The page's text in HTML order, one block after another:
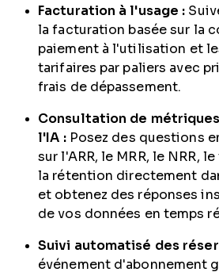
Facturation à l'usage :
la facturation basée sur la
paiement à l'utilisation et
tarifaires par paliers avec
frais de dépassement.
Consultation de
l'IA :Posez des questions
sur l'ARR, le MRR, le NRR,
la rétention directement
et obtenez des réponses
de vos données en temps
Suivi automatisé des
événement d'abonnement